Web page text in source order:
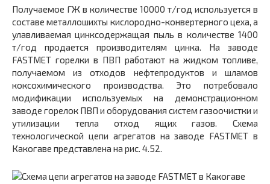
Получаемое ГЖ в количестве 10000 т/год используется в
составе металлошихты кислородно-конвертерного цеха, а
улавливаемая цинксодержащая пыль в количестве 1400
т/год продается производителям цинка. На заводе
FASTMET горелки в ПВП работают на жидком топливе,
получаемом из отходов нефтепродуктов и шламов
коксохимического производства. Это потребовало
модификации используемых на демонстрационном
заводе горелок ПВП и оборудования систем газоочистки и
утилизации тепла отход ящих газов. Схема
технологической цепи агрегатов на заводе FASTMET в
Какогаве представлена на рис. 4.52.